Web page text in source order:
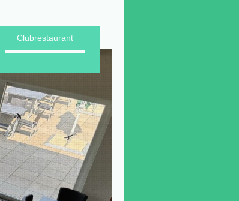
Clubrestaurant